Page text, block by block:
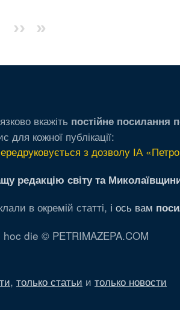
Следующая
››
Последняя
»
вкажіть постійне посилання
для кожної публікації:
з дозволу ІА
редакцію світу та
в окремій статті, і ось вам
die © PETRIMAZEPA.COM
, только статьи и только новости